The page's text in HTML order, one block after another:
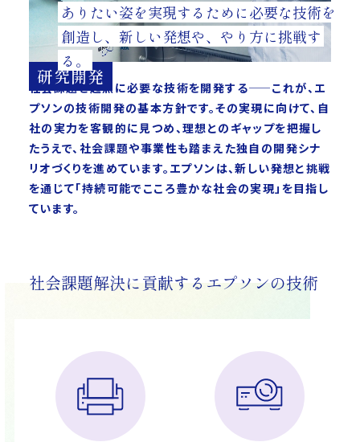
研究開発
ありたい姿を実現するために必要な技術を
創造し、 新しい発想や、やり方に挑戦す
る。
社会課題を起点に必要な技術を開発する——これが、エ
プソンの技術開発の基本方針です。その実現に向けて、自
社の実力を客観的に見つめ、理想とのギャップを把握し
たうえで、社会課題や事業性も踏まえた独自の開発シナ
リオづくりを進めています。エプソンは、新しい発想と挑戦
を通じて「持続可能でこころ豊かな社会の実現」を目指し
ています。
社会課題解決に貢献するエプソンの技術